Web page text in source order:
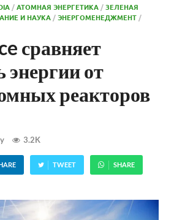
/АТОМНАЯ ЭНЕРГЕТИКА /ЗЕЛЕНАЯ
И НАУКА /ЭНЕРГОМЕНЕДЖМЕНТ /
сравняет
энергии от
реакторов
3.2K
TWEET SHARE